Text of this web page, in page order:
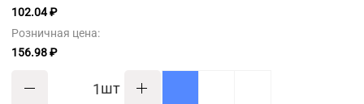
102.04 ₽
Розничная цена:
156.98 ₽
шт